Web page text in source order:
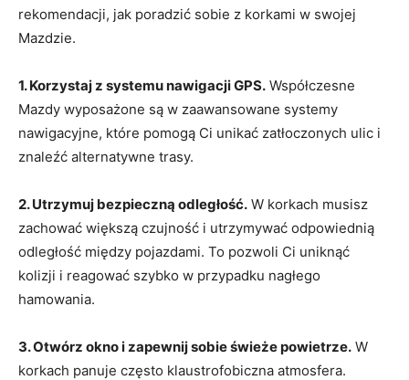
rekomendacji, jak ​poradzić sobie z korkami w‍ swojej
Mazdzie.
1. Korzystaj z systemu nawigacji ​GPS. Współczesne⁢
Mazdy wyposażone⁣ są ⁢w​ zaawansowane systemy
nawigacyjne, ⁣które pomogą ⁤Ci unikać zatłoczonych ulic ⁣i
⁣znaleźć alternatywne‌ trasy.
2. Utrzymuj bezpieczną odległość. W‌ korkach musisz‌
zachować większą czujność i utrzymywać odpowiednią
‍odległość‍ między pojazdami.‍ To pozwoli⁤ Ci‍ uniknąć
kolizji i reagować szybko⁤ w przypadku nagłego
hamowania.
3. Otwórz​ okno⁢ i zapewnij ⁣sobie świeże powietrze. W
korkach panuje ​często klaustrofobiczna atmosfera.